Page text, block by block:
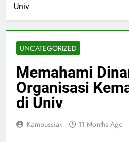
Univ
UNCATEGORIZED
Memahami
Organisasi
di Univ
Kampussiak 11 Months Ago